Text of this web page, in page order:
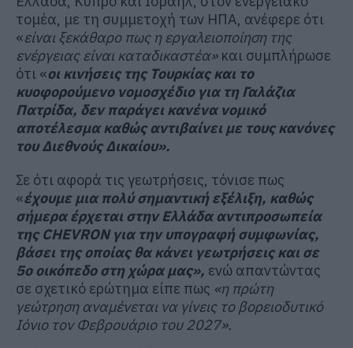
τομέα, με τη συμμετοχή των ΗΠΑ, ανέφερε ότι
«είναι ξεκάθαρο πως η εργαλειοποίηση της
ενέργειας είναι καταδικαστέα»και συμπλήρωσε
ότι «οι κινήσεις της Τουρκίας και το
κυοφορούμενο νομοσχέδιο για τη Γαλάζια
Πατρίδα, δεν παράγει κανένα νομικό
αποτέλεσμα καθώς αντιβαίνει με τους κανόνες
του Διεθνούς Δικαίου».
Σε ότι αφορά τις γεωτρήσεις, τόνισε πως
«έχουμε μια πολύ σημαντική εξέλιξη, καθώς
σήμερα έρχεται στην Ελλάδα αντιπροσωπεία
της CHEVRON για την υπογραφή συμφωνίας,
βάσει της οποίας θα κάνει γεωτρήσεις και σε
5ο οικόπεδο στη χώρα μας», ενώ απαντώντας
σε σχετικό ερώτημα είπε πως «η πρώτη
γεώτρηση αναμένεται να γίνεις το βορειοδυτικό
Ιόνιο τον Φεβρουάριο του 2027».